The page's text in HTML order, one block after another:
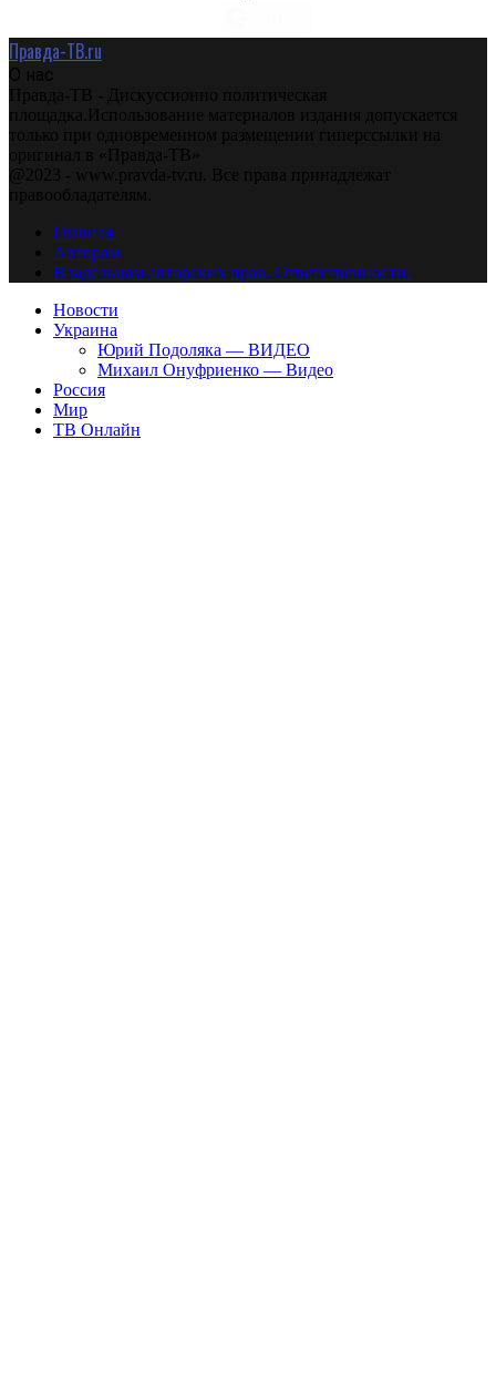
Правда-ТВ.ru
О нас
Правда-ТВ - Дискуссионно политическая
площадка.Использование материалов издания допускается
только при одновременном размещении гиперссылки на
оригинал в «Правда-ТВ»
@2023 - www.pravda-tv.ru. Все права принадлежат
правообладателям.
Главная
Авторам
Владельцам авторских прав. Ответственности.
Новости
Украина
Юрий Подоляка — ВИДЕО
Михаил Онуфриенко — Видео
Россия
Мир
ТВ Онлайн